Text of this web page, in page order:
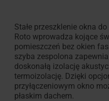
Stałe przeszklenie okna
Roto wprowadza kojące
pomieszczeń bez okien
szyba zespolona
doskonałą izolację
termoizolację. Dzięki
przyłączeniowym okno
płaskim dachem.